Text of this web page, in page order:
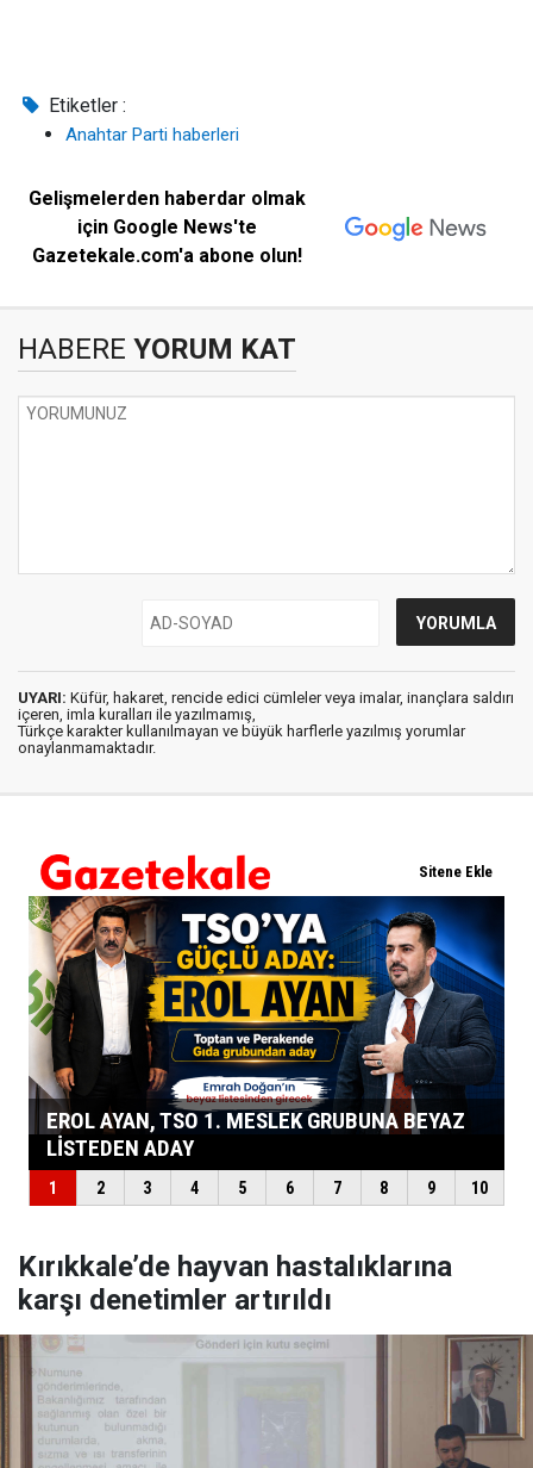
Etiketler :
Anahtar Parti haberleri
Gelişmelerden haberdar olmak
için Google News'te
Gazetekale.com'a abone olun!
HABERE YORUM KAT
UYARI: Küfür, hakaret, rencide edici cümleler veya imalar, inançlara saldırı
içeren, imla kuralları ile yazılmamış,
Türkçe karakter kullanılmayan ve büyük harflerle yazılmış yorumlar
onaylanmamaktadır.
Kırıkkale’de hayvan hastalıklarına
karşı denetimler artırıldı